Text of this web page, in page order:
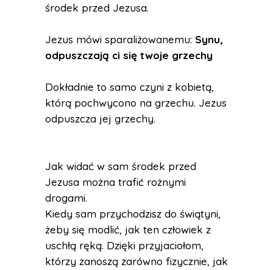
środek przed Jezusa.
Jezus mówi sparaliżowanemu: Synu,
odpuszczają ci się twoje grzechy
Dokładnie to samo czyni z kobietą,
którą pochwycono na grzechu. Jezus
odpuszcza jej grzechy.
Jak widać w sam środek przed
Jezusa można trafić rożnymi
drogami.
Kiedy sam przychodzisz do świątyni,
żeby się modlić, jak ten człowiek z
uschłą ręką. Dzięki przyjaciołom,
którzy zanoszą zarówno fizycznie, jak